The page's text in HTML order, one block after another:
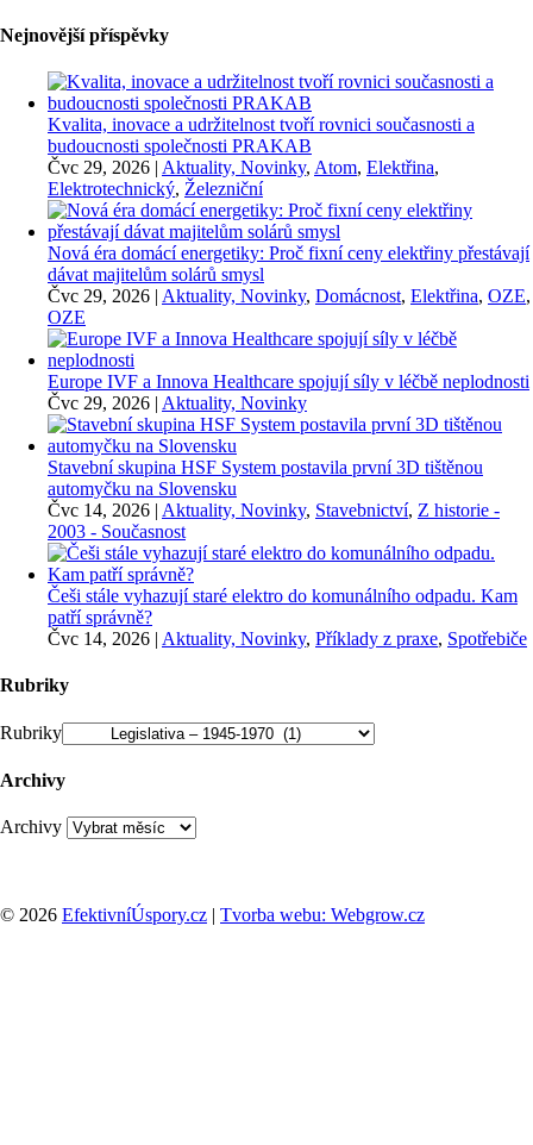
Nejnovější příspěvky
Kvalita, inovace a udržitelnost tvoří rovnici současnosti a
budoucnosti společnosti PRAKAB
Čvc 29, 2026 | Aktuality, Novinky, Atom, Elektřina,
Elektrotechnický, Železniční
Nová éra domácí energetiky: Proč fixní ceny elektřiny přestávají
dávat majitelům solárů smysl
Čvc 29, 2026 | Aktuality, Novinky, Domácnost, Elektřina, OZE,
OZE
Europe IVF a Innova Healthcare spojují síly v léčbě neplodnosti
Čvc 29, 2026 | Aktuality, Novinky
Stavební skupina HSF System postavila první 3D tištěnou
automyčku na Slovensku
Čvc 14, 2026 | Aktuality, Novinky, Stavebnictví, Z historie -
2003 - Současnost
Češi stále vyhazují staré elektro do komunálního odpadu. Kam
patří správně?
Čvc 14, 2026 | Aktuality, Novinky, Příklady z praxe, Spotřebiče
Rubriky
Rubriky
Archivy
Archivy
© 2026 EfektivníÚspory.cz | Tvorba webu: Webgrow.cz